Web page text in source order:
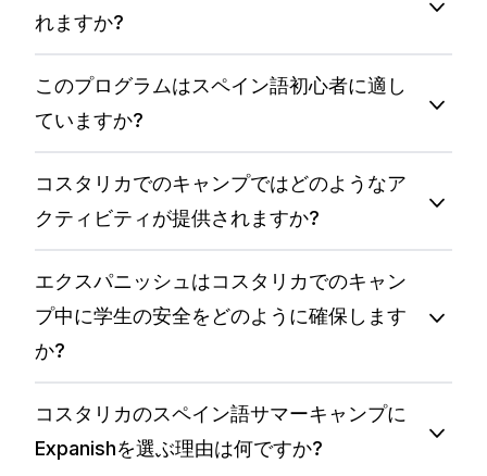
れますか?
このプログラムはスペイン語初心者に適し
ていますか?
コスタリカでのキャンプではどのようなア
クティビティが提供されますか?
エクスパニッシュはコスタリカでのキャン
プ中に学生の安全をどのように確保します
か?
コスタリカのスペイン語サマーキャンプに
Expanishを選ぶ理由は何ですか?